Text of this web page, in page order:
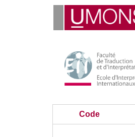
Code